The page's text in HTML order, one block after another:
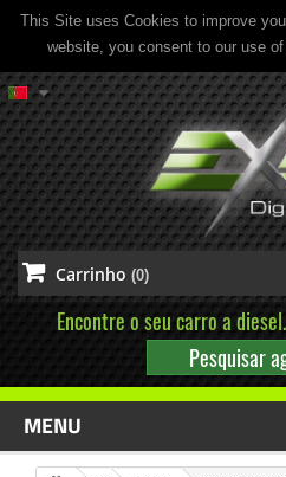
This Site uses Cookies to improve
website, you consent to our use
Carrinho (0)
Encontre o seu carro a
Pesquisar
MENU